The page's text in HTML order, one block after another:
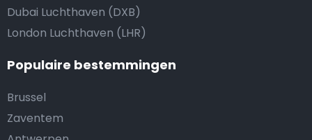
Dubai Luchthaven (DXB)
London Luchthaven (LHR)
Populaire bestemmingen
Brussel
Zaventem